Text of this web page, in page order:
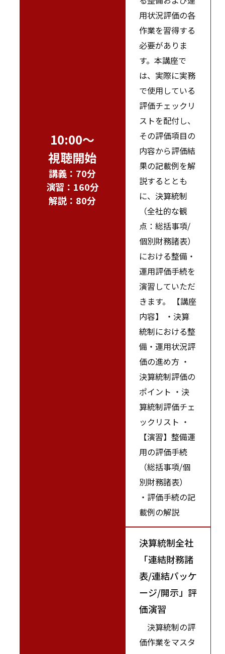
10:00～
視聴開始
講義：70分
演習：160分
解説：80分
用状況評価の各
作業を習得する
必要がありま
す。本講座で
は、実際に実務
で使用している
評価チェックリ
ストを配付し、
その評価項目の
内容から評価結
果の記載例を解
説するととも
に、決算統制
（全社的な観
点：総括事項/
個別財務諸表）
における整備・
運用評価手続を
演習していただ
きます。 【講座
内容】 ・決算
統制における整
備・運用状況評
価の進め方 ・
決算統制評価の
ポイント ・決
算統制評価チェ
ックリスト ・
【演習】整備運
用の評価手続
（総括事項/個
別財務諸表）
・評価手続の記
載例の解説
決算統制全社
「連結財務諸
表/連結パッケ
ージ/開示」評
価演習
決算統制の評
価作業をマスタ